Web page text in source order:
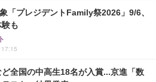
「プレジデントFamily祭2026」9/6、
も
全国の中高生18名が入賞...京進「数